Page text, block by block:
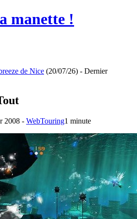
manette !
de Nice (20/07/26) - Dernier
2008 - WebTouring1 minute